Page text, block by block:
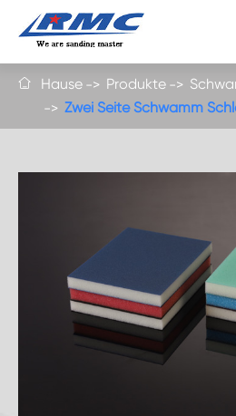
 Hause Produkte
Zwei Seite Schwamm